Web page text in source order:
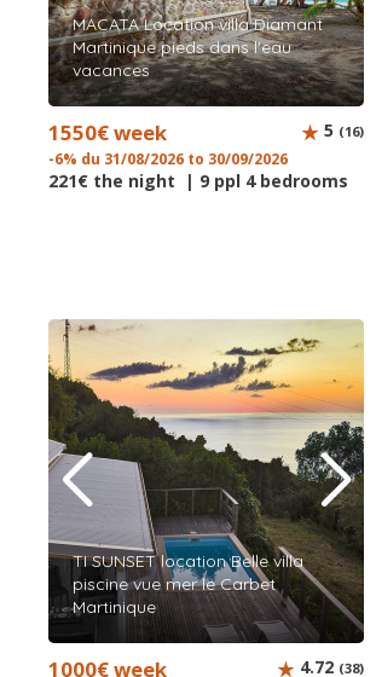
MACATA Location villa Diamant
Martinique pieds dans l'eau
vacances
1550€ week
-6% du 31/08/2026 to 30/09/2026
221€ the night | 9 ppl 4 bedrooms
5 (16)
TI SUNSET location Belle villa
piscine vue mer le Carbet
Martinique
1000€ week 4.72 (38)